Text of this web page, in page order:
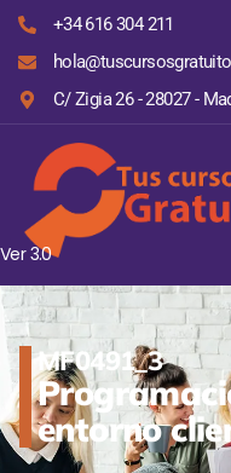
+34 616 304 211
C/ Zigia 26 - 28027 -
Ver 3.0
MF0491_3
entorno